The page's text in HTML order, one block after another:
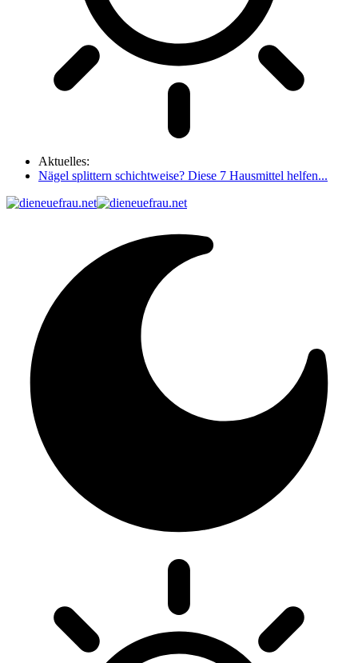
Aktuelles:
Nägel splittern schichtweise? Diese 7 Hausmittel helfen...